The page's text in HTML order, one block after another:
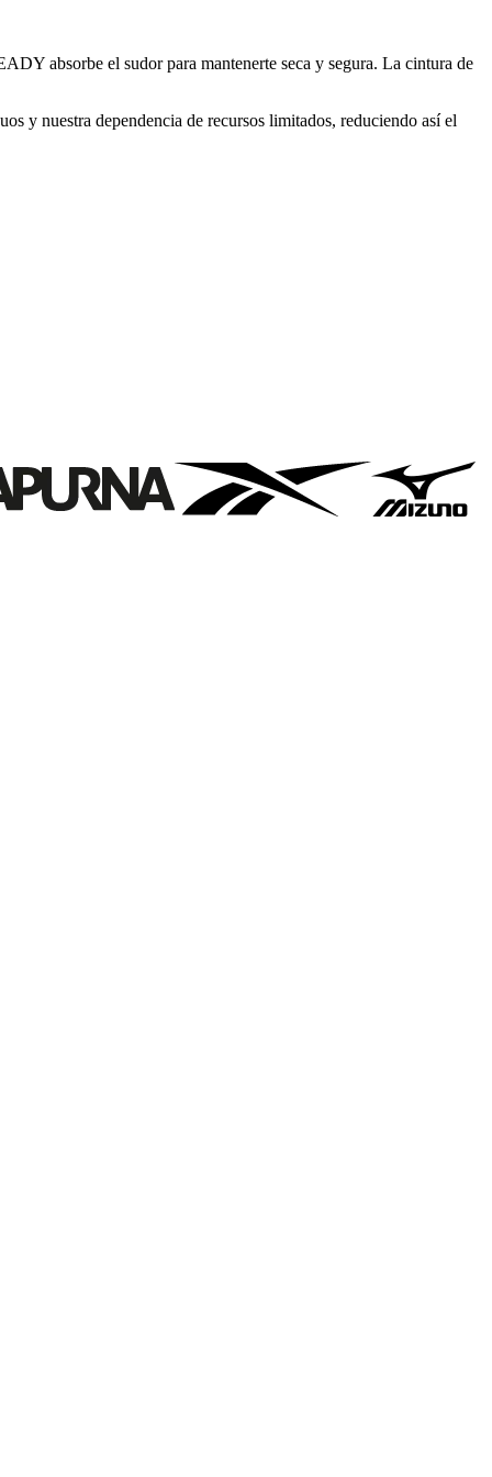
absorbe el sudor para mantenerte seca y segura. La cintura de
y nuestra dependencia de recursos limitados, reduciendo así el